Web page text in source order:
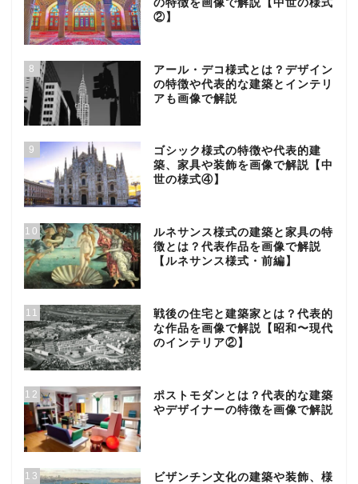
の特徴を画像で解説【中世の様式
②】
8
アール・デコ様式とは？デザイン
の特徴や代表的な建築とインテリ
アも画像で解説
9
ゴシック様式の特徴や代表的建
築、家具や装飾を画像で解説【中
世の様式④】
10
ルネサンス様式の建築と家具の特
徴とは？代表作品を画像で解説
【ルネサンス様式・前編】
11
戦後の住宅と建築家とは？代表的
な作品を画像で解説【昭和〜現代
のインテリア②】
12
ポストモダンとは？代表的な建築
やデザイナーの特徴を画像で解説
13
ビザンチン文化の建築や装飾、様